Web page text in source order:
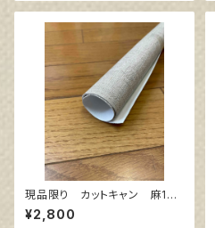
現品限り カットキャン 麻10
0％ F8 (5枚組)
¥2,800